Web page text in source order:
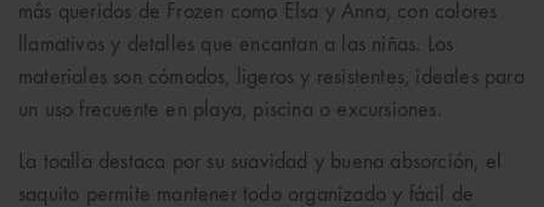
más queridos de Frozen como Elsa y Anna, con colores
llamativos y detalles que encantan a las niñas. Los
materiales son cómodos, ligeros y resistentes, ideales para
un uso frecuente en playa, piscina o excursiones.
La toalla destaca por su suavidad y buena absorción, el
saquito permite mantener todo organizado y fácil de